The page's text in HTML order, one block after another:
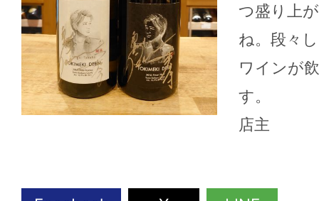
つ盛り上
ね。段々
ワインが
す。
店主